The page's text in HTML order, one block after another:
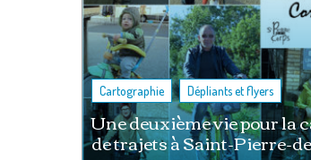
Cartographie , Dépliants et flyers
Une deuxième vie pour la
de trajets à Saint-Pierre-